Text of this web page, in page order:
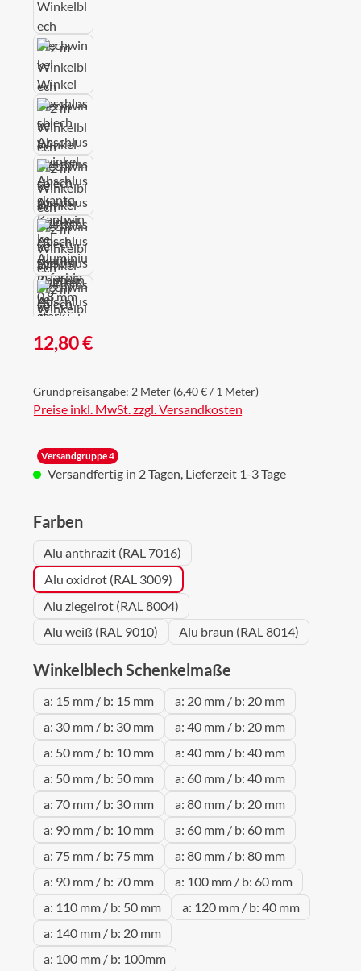
Regulärer Preis:
12,80 €
Grundpreisangabe: 2 Meter (6,40 € / 1 Meter)
Preise inkl. MwSt. zzgl. Versandkosten
Versandgruppe 4
Versandfertig in 2 Tagen, Lieferzeit 1-3 Tage
Farbenauswählen
Alu anthrazit (RAL 7016)
Alu oxidrot (RAL 3009)
Alu ziegelrot (RAL 8004)
Alu weiß (RAL 9010)
Alu braun (RAL 8014)
Winkelblech Schenkelmaße
a: 15 mm / b: 15 mm
a: 20 mm / b: 20 mm
a: 30 mm / b: 30 mm
a: 40 mm / b: 20 mm
a: 50 mm / b: 10 mm
a: 40 mm / b: 40 mm
a: 50 mm / b: 50 mm
a: 60 mm / b: 40 mm
a: 70 mm / b: 30 mm
a: 80 mm / b: 20 mm
a: 90 mm / b: 10 mm
a: 60 mm / b: 60 mm
a: 75 mm / b: 75 mm
a: 80 mm / b: 80 mm
a: 90 mm / b: 70 mm
a: 100 mm / b: 60 mm
a: 110 mm / b: 50 mm
a: 120 mm / b: 40 mm
a: 140 mm / b: 20 mm
a: 100 mm / b: 100mm